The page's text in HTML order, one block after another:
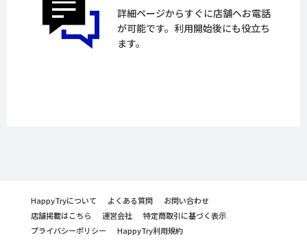
詳細ページからすぐに店舗へお電話
が可能です。利用開始後にも役立ち
ます。
HappyTryについて よくある質問
お問い合わせ
店舗掲載はこちら
運営会社
特定商取引に基づく表示
プライバシーポリシー
HappyTry利用規約